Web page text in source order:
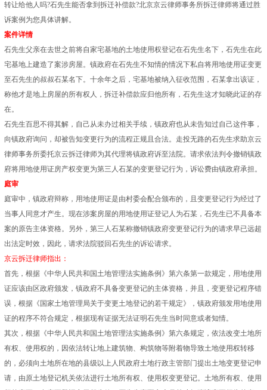
转让给他人吗?石先生能否拿到拆迁补偿款?北京京云律师事务所拆迁律师将通过胜
诉案例为您具体讲解。
案件详情
石先生父亲在去世之前将自家宅基地的土地使用权登记在石先生名下，石先生在此
宅基地上建造了案涉房屋。镇政府在石先生不知情的情况下私自将用地使用证变更
至石先生的叔叔石某名下。十余年之后，宅基地被纳入征收范围，石某拿出该证，
称他才是地上房屋的所有权人，拆迁补偿款应归他所有，石先生这才知晓此证的存
在。
石先生百思不得其解，自己从未办过相关手续，镇政府也从未告知过自己这件事，
向镇政府询问，却被告知变更行为的流程正规且合法。走投无路的石先生求助京云
律师事务所委托京云拆迁律师为其代理将镇政府诉至法院。请求依法判令撤销镇政
府将用地使用证房产权变更为第三人石某的变更登记行为，诉讼费由镇政府承担。
庭审
庭审中，镇政府辩称，用地使用证是由村委会配合颁布的，且变更登记行为经过了
当事人同意才产生。现在涉案房屋的用地使用证登记人为石某，石先生已不具备本
案的原告主体资格。另外，第三人石某称撤销镇政府变更登记行为的请求早已远超
出法定时效，因此，请求法院驳回石先生的诉讼请求。
京云拆迁律师指出：
首先，根据《中华人民共和国土地管理法实施条例》第六条第一款规定，用地使用
证应该由区政府颁发，镇政府不具备变更登记的主体资格，并且，变更登记程序错
误，根据《国家土地管理局关于变更土地登记的若干规定》，镇政府颁发用地使用
证的程序不符合规定，根据现有证据无法证明石先生当时同意或者知情。
其次，根据《中华人民共和国土地管理法实施条例》第六条规定，依法改变土地所
有权、使用权的，因依法转让地上建筑物、构筑物等附着物导致土地使用权转移
的，必须向土地所在地的县级以上人民政府土地行政主管部门提出土地变更登记申
请，由原土地登记机关依法进行土地所有权、使用权变更登记。土地所有权、使用